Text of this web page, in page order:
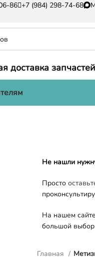
86 +7 (984) 298-74-68
доставка
Не нашли
Просто
На нашем
большой выбор
Главная